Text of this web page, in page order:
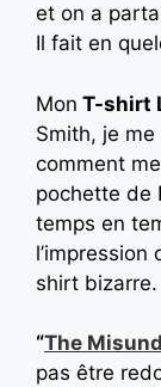
et on a
Il fait en
Mon T-shirt
Smith, je
comment
pochette de
temps en
shirt bizarre.
“The
pas être